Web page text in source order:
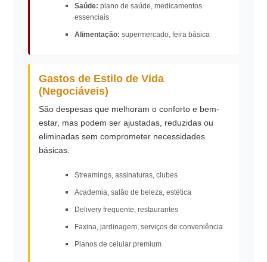
Saúde: plano de saúde, medicamentos
essenciais
Alimentação: supermercado, feira básica
Gastos de Estilo de Vida
(Negociáveis)
São despesas que melhoram o conforto e bem-
estar, mas podem ser ajustadas, reduzidas ou
eliminadas sem comprometer necessidades
básicas.
Streamings, assinaturas, clubes
Academia, salão de beleza, estética
Delivery frequente, restaurantes
Faxina, jardinagem, serviços de conveniência
Planos de celular premium